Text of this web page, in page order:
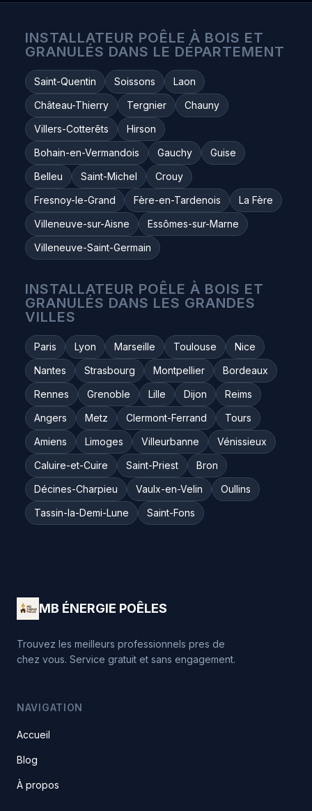
INSTALLATEUR POÊLE À BOIS ET
GRANULÉS DANS LE DÉPARTEMENT
Saint-Quentin Soissons
Laon
Château-Thierry
Tergnier
Chauny
Villers-Cotterêts
Hirson
Bohain-en-Vermandois
Gauchy
Guise
Belleu
Saint-Michel
Crouy
Fresnoy-le-Grand
Fère-en-Tardenois
La Fère
Villeneuve-sur-Aisne
Essômes-sur-Marne
Villeneuve-Saint-Germain
INSTALLATEUR POÊLE À BOIS ET
GRANULÉS DANS LES GRANDES
VILLES
Paris Lyon Marseille Toulouse
Nice
Nantes
Strasbourg Montpellier
Bordeaux
Rennes
Grenoble Lille Dijon
Reims
Angers
Metz Clermont-Ferrand
Tours
Amiens
Limoges Villeurbanne
Vénissieux
Caluire-et-Cuire
Saint-Priest
Bron
Décines-Charpieu
Vaulx-en-Velin
Oullins
Tassin-la-Demi-Lune
Saint-Fons
MB ÉNERGIE POÊLES
Trouvez les meilleurs professionnels pres de
chez vous. Service gratuit et sans engagement.
NAVIGATION
Accueil
Blog
À propos